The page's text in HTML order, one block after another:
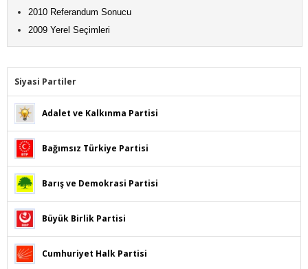
2010 Referandum Sonucu
2009 Yerel Seçimleri
Siyasi Partiler
Adalet ve Kalkınma Partisi
Bağımsız Türkiye Partisi
Barış ve Demokrasi Partisi
Büyük Birlik Partisi
Cumhuriyet Halk Partisi